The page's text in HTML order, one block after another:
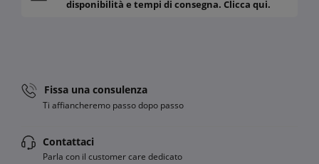
disponibilità e tempi di consegna. Clicca qui.
Fissa una consulenza
Ti affiancheremo passo dopo passo
Contattaci
Parla con il customer care dedicato